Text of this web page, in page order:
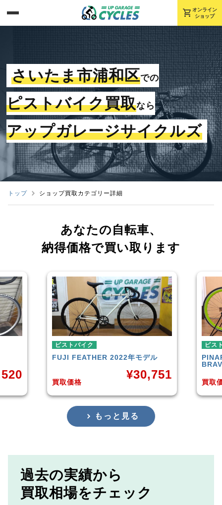
shopping_cart オンライン
ショップ
さいたま市浦和区での
ピストバイク買取なら
アップガレージサイクルズ
トップ ショップ買取カテゴリー詳細
あなたの自転車、
納得価格で買い取ります
ピストバイク
PINARELLODIESEL ONLY THE
買取価格 ¥11,301
ピス
買取
もっと見る
過去の実績から
買取相場をチェック